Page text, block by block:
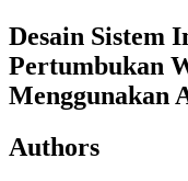
Desain Sistem
Pertumbukan
Menggunakan
Authors